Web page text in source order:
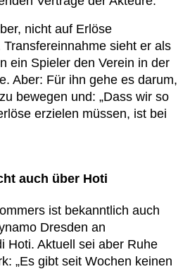
nicht auf Erlöse
sieht er als
ein Spieler den Verein in der
Aber: Für ihn gehe es darum,
bewegen und: „Dass wir so
erzielen müssen, ist bei
auch über Hoti
ist bekanntlich auch
Dresden an
Hoti. Aktuell sei aber Ruhe
„Es gibt seit Wochen keinen